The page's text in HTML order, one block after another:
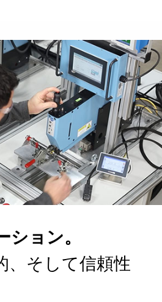
ョン。
、そして信頼性